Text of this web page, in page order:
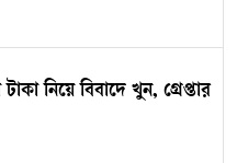
নিয়ে বিবাদে খুন, গ্রেপ্তার